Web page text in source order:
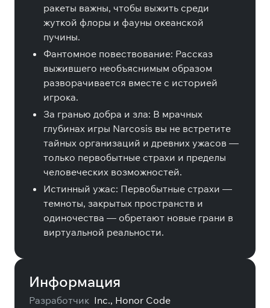
ракеты важны, чтобы выжить среди
жуткой флоры и фауны океанской
пучины.
Фантомное повествование: Рассказ
выжившего необъяснимым образом
разворачивается вместе с историей
игрока.
За гранью добра и зла: В мрачных
глубинах игры Narcosis вы не встретите
тайных организаций и древних ужасов —
только первобытные страхи и пределы
человеческих возможностей.
Истинный ужас: Первобытные страхи —
темноты, закрытых пространств и
одиночества — обретают новые грани в
виртуальной реальности.
Информация
Разработчик Inc., Honor Code